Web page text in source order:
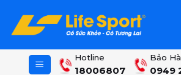
content
Hotline
18006807
Bảo
0949